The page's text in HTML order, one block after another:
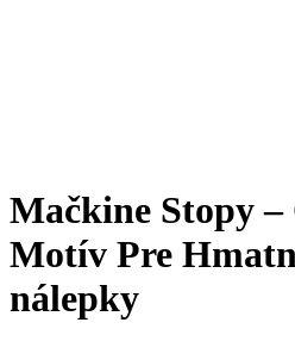
Mačkine Stopy –
Motív Pre
nálepky